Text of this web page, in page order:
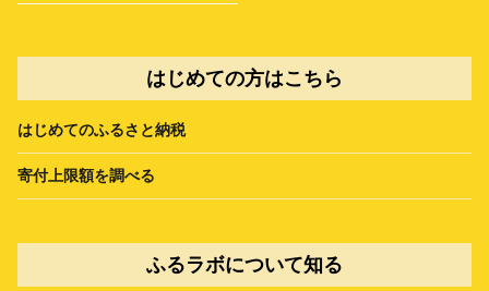
はじめての方はこちら
はじめてのふるさと納税
寄付上限額を調べる
ふるラボについて知る